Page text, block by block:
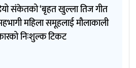
संकेतको ‘बृहत खुल्ला तिज गीत
महिला समूहलाई मौलाकाली
निःशुल्क टिकट